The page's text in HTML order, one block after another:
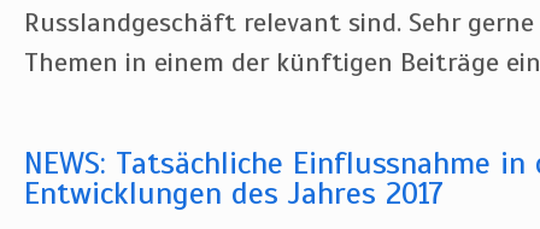
Russlandgeschäft relevant sind. Sehr
Themen in einem der künftigen Beiträge
NEWS: Tatsächliche Einflussnahme
Entwicklungen des Jahres 2017